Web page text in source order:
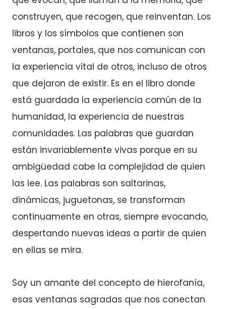
construyen, que recogen, que reinventan. Los
libros y los símbolos que contienen son
ventanas, portales, que nos comunican con
la experiencia vital de otros, incluso de otros
que dejaron de existir. Es en el libro donde
está guardada la experiencia común de la
humanidad, la experiencia de nuestras
comunidades. Las palabras que guardan
están invariablemente vivas porque en su
ambigüedad cabe la complejidad de quien
las lee. Las palabras son saltarinas,
dinámicas, juguetonas, se transforman
continuamente en otras, siempre evocando,
despertando nuevas ideas a partir de quien
en ellas se mira.
Soy un amante del concepto de hierofanía,
esas ventanas sagradas que nos conectan